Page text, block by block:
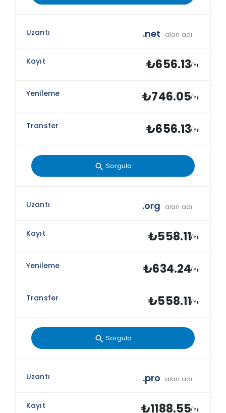
.net alan adı
₺656.13/Yıl
₺746.05/Yıl
₺656.13/Yıl
search Sorgula
.org alan adı
₺558.11/Yıl
₺634.24/Yıl
₺558.11/Yıl
search Sorgula
.pro alan adı
₺1188.55/Yıl